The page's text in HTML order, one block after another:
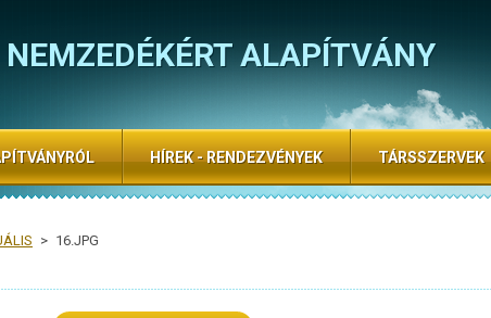
NEMZEDÉKÉRT ALAPÍTVÁNY
> 16.JPG
HÍREK - RENDEZVÉNYEK TÁRSSZERVEK